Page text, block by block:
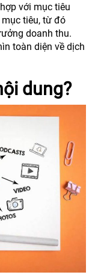
với mục tiêu
tiêu, từ đó
doanh thu.
toàn diện về dịch
dung?